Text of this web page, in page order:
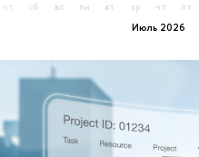
пт сб вс пн вт
Июль 2026
ср чт пт